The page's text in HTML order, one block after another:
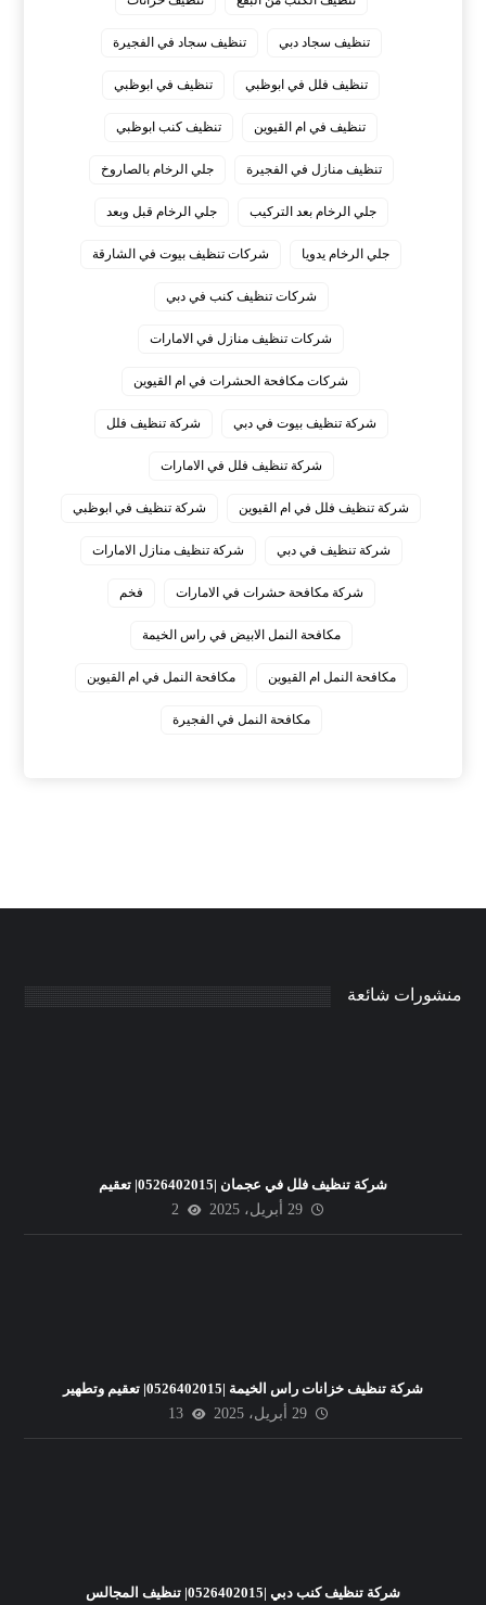
تنظيف سجاد دبي تنظيف سجاد في الفجيرة
تنظيف فلل في ابوظبي تنظيف في ابوظبي
تنظيف في ام القيوين تنظيف كنب ابوظبي
تنظيف منازل في الفجيرة جلي الرخام بالصاروخ
جلي الرخام بعد التركيب جلي الرخام قبل وبعد
جلي الرخام يدويا شركات تنظيف بيوت في الشارقة
شركات تنظيف كنب في دبي
شركات تنظيف منازل في الامارات
شركات مكافحة الحشرات في ام القيوين
شركة تنظيف بيوت في دبي شركة تنظيف فلل
شركة تنظيف فلل في الامارات
شركة تنظيف فلل في ام القيوين شركة تنظيف في ابوظبي
شركة تنظيف في دبي شركة تنظيف منازل الامارات
شركة مكافحة حشرات في الامارات فخم
مكافحة النمل الابيض في راس الخيمة
مكافحة النمل ام القيوين مكافحة النمل في ام القيوين
‏مكافحة النمل في الفجيرة
منشورات شائعة
شركة تنظيف فلل في عجمان |0526402015| تعقيم
29 أبريل، 2025
2
شركة تنظيف خزانات راس الخيمة |0526402015| تعقيم وتطهير
29 أبريل، 2025
13
شركة تنظيف كنب دبي |0526402015| تنظيف المجالس